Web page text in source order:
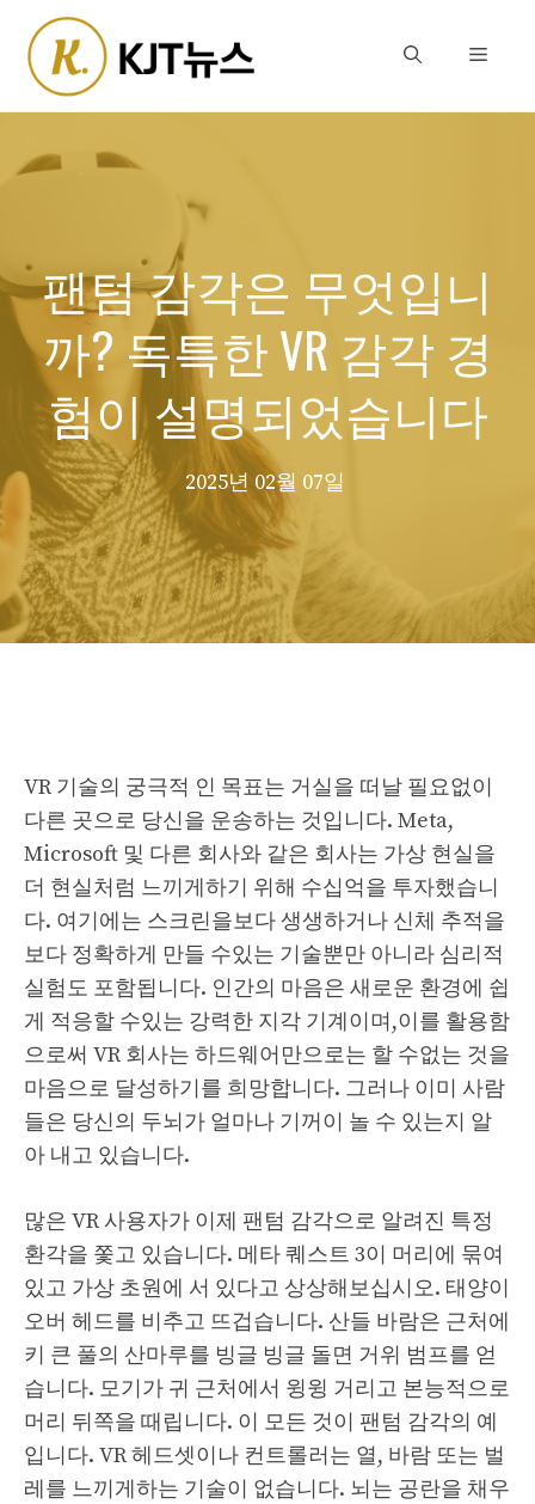
content
Menu
팬텀 감각은 무엇입니
까? 독특한 VR 감각 경
험이 설명되었습니다
2025년 02월 07일
VR 기술의 궁극적 인 목표는 거실을 떠날 필요없이
다른 곳으로 당신을 운송하는 것입니다. Meta,
Microsoft 및 다른 회사와 같은 회사는 가상 현실을
더 현실처럼 느끼게하기 위해 수십억을 투자했습니
다. 여기에는 스크린을보다 생생하거나 신체 추적을
보다 정확하게 만들 수있는 기술뿐만 아니라 심리적
실험도 포함됩니다. 인간의 마음은 새로운 환경에 쉽
게 적응할 수있는 강력한 지각 기계이며,이를 활용함
으로써 VR 회사는 하드웨어만으로는 할 수없는 것을
마음으로 달성하기를 희망합니다. 그러나 이미 사람
들은 당신의 두뇌가 얼마나 기꺼이 놀 수 있는지 알
아 내고 있습니다.
많은 VR 사용자가 이제 팬텀 감각으로 알려진 특정
환각을 쫓고 있습니다. 메타 퀘스트 3이 머리에 묶여
있고 가상 초원에 서 있다고 상상해보십시오. 태양이
오버 헤드를 비추고 뜨겁습니다. 산들 바람은 근처에
키 큰 풀의 산마루를 빙글 빙글 돌면 거위 범프를 얻
습니다. 모기가 귀 근처에서 윙윙 거리고 본능적으로
머리 뒤쪽을 때립니다. 이 모든 것이 팬텀 감각의 예
입니다. VR 헤드셋이나 컨트롤러는 열, 바람 또는 벌
레를 느끼게하는 기술이 없습니다. 뇌는 공란을 채우